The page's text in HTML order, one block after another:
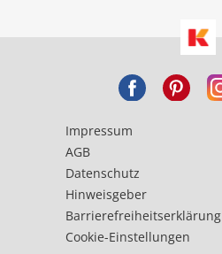
Impressum
AGB
Datenschutz
Hinweisgeber
Barrierefreiheitserklärung
Cookie-Einstellungen